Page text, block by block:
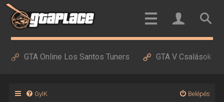
GTA Online Los Santos Tuners GTA V Csalások
GyIK Belépés